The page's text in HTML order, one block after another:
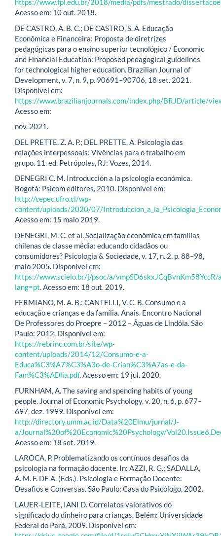
https://www.fpl.edu.br/2018/media/pdfs/mestrado/
Acesso em: 10 out. 2018.
DE CASTRO, A. B. C.; DE CASTRO, S. A. Educação
Econômica e Financeira: Proposta de diretrizes
pedagógicas para o ensino superior tecnológico / Economic
and Financial Education: Proposed pedagogical guidelines
for technological higher education. Brazilian Journal of
Development, v. 7, n. 9, p. 90691–90706, 18 set. 2021.
Disponível em:
https://www.brazilianjournals.com/index.php/BRJD/article/
Acesso em:
nov. 2021.
DEL PRETTE, Z. A. P.; DEL PRETTE, A. Psicologia das
relações interpessoais: Vivências para o trabalho em
grupo. 11. ed. Petrópoles, RJ: Vozes, 2014.
DENEGRI C. M. Introducción a la psicología económica.
Bogotá: Psicom editores, 2010. Disponível em:
http://cepec.ufro.cl/wp-
content/uploads/2020/07/
Acesso em: 15 maio 2019.
DENEGRI, M. C. et al. Socialização econômica em famílias
chilenas de classe média: educando cidadãos ou
consumidores? Psicologia & Sociedade, v. 17, n. 2, p. 88–98,
maio 2005. Disponível em:
https://www.scielo.br/j/psoc/a/vmpSD6skxJCqBvnKm58YccR/
lang=pt . Acesso em: 18 out. 2019.
FERMIANO, M. A. B.; CANTELLI, V. C. B. Consumo e a
educação e crianças e da família. Anais. Encontro Nacional
De Professores do Proepre – 2012 – Águas de Lindóia. São
Paulo: 2012. Disponível em:
https://rebrinc.com.br/site/wp-
content/uploads/2014/12/Consumo-e-a-
Educa%C3%A7%C3%A3o-de-Crian%C3%A7as-e-da-
Fam%C3%ADlia.pdf. Acesso em: 19 jul. 2020.
FURNHAM, A. The saving and spending habits of young
people. Journal of Economic Psychology, v. 20, n. 6, p. 677–
697, dez. 1999. Disponível em:
http://directory.umm.ac.id/Data%20Elmu/jurnal/J-
a/Journal%20of%20Economic%20Psychology/
Acesso em: 18 set. 2019.
LAROCA, P. Problematizando os contínuos desafios da
psicologia na formação docente. In: AZZI, R. G.; SADALLA,
A. M. F. DE A. (Eds.). Psicologia e Formação Docente:
Desafios e Conversas. São Paulo: Casa do Psicólogo, 2002.
LAUER-LEITE, IANI D. Correlatos valorativos do
significado do dinheiro para crianças. Belém: Universidade
Federal do Pará, 2009. Disponível em: